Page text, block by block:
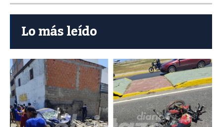
Lo más leído